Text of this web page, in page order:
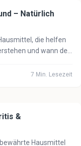
– Natürlich
die helfen
und wann der
7 Min. Lesezeit
&
Hausmittel